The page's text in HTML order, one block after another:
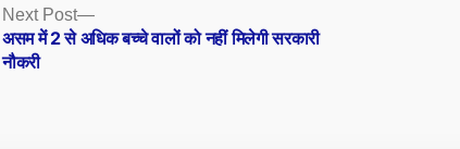
Next Post
Next
post:
असम में 2 से अधिक बच्चे वालों को नहीं मिलेगी सरकारी
नौकरी